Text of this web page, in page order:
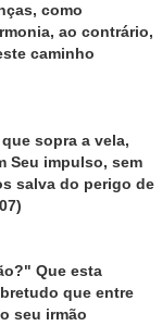
como
ao contrário,
caminho
sopra a vela,
Seu impulso, sem
salva do perigo de
Que esta
que entre
seu irmão